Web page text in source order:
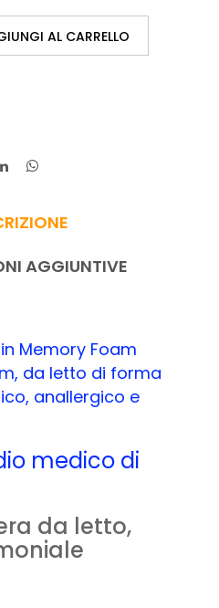
AL CARRELLO
AGGIUNTIVE
Memory Foam
da letto di forma
anallergico e
medico di
da letto,